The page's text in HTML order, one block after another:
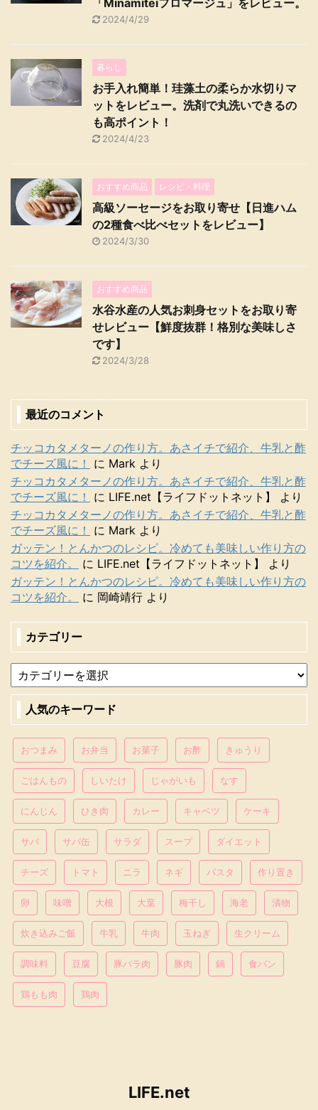
2024/4/29
暮らし
お手入れ簡単！珪藻土の柔らか水切りマ
ットをレビュー。洗剤で丸洗いできるの
も高ポイント！
2024/4/23
おすすめ商品 レシピ・料理
高級ソーセージをお取り寄せ【日進ハム
の2種食べ比べセットをレビュー】
2024/3/30
おすすめ商品
水谷水産の人気お刺身セットをお取り寄
せレビュー【鮮度抜群！格別な美味しさ
です】
2024/3/28
最近のコメント
チッコカタメターノの作り方。あさイチで紹介、牛乳と酢
でチーズ風に！
に Mark より
チッコカタメターノの作り方。あさイチで紹介、牛乳と酢
でチーズ風に！
に LIFE.net【ライフドットネット】
より
チッコカタメターノの作り方。あさイチで紹介、牛乳と酢
でチーズ風に！
に Mark より
ガッテン！とんかつのレシピ。冷めても美味しい作り方の
コツを紹介。
に LIFE.net【ライフドットネット】
より
ガッテン！とんかつのレシピ。冷めても美味しい作り方の
コツを紹介。
に 岡崎靖行 より
カテゴリー
人気のキーワード
おつまみ お弁当 お菓子 お酢 きゅうり
ごはんもの しいたけ じゃがいも なす
にんじん ひき肉 カレー キャベツ ケーキ
サバ サバ缶 サラダ スープ ダイエット
チーズ トマト ニラ ネギ パスタ 作り置き
卵 味噌 大根 大葉 梅干し 海老 漬物
炊き込みご飯 牛乳 牛肉 玉ねぎ 生クリーム
調味料 豆腐 豚バラ肉 豚肉 鍋 食パン
鶏もも肉 鶏肉
LIFE.net